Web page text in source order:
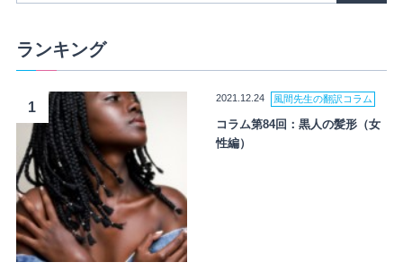
ランキング
1
2021.12.24 風間先生の翻訳コラム
コラム第84回：黒人の髪形（女
性編）